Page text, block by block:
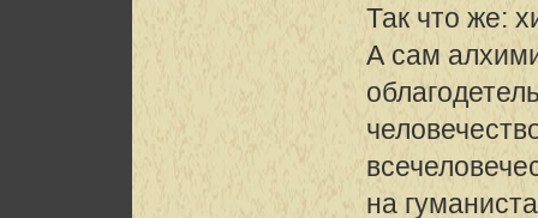
Так что же:
А сам
на